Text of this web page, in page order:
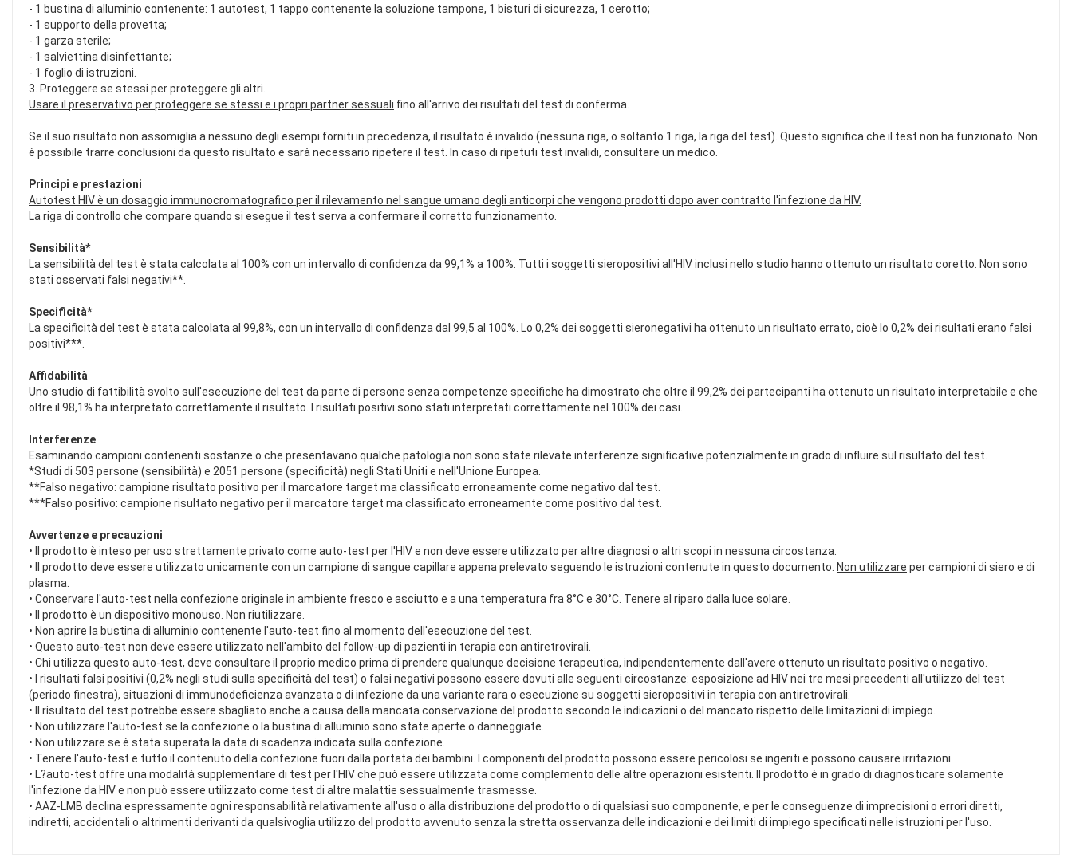
- 1 bustina di alluminio contenente: 1 autotest, 1 tappo contenente la soluzione tampone, 1 bisturi di sicurezza, 1 cerotto;
- 1 supporto della provetta;
- 1 garza sterile;
- 1 salviettina disinfettante;
- 1 foglio di istruzioni.
3. Proteggere se stessi per proteggere gli altri.
Usare il preservativo per proteggere se stessi e i propri partner sessuali fino all'arrivo dei risultati del test di conferma.
Se il suo risultato non assomiglia a nessuno degli esempi forniti in precedenza, il risultato è invalido (nessuna riga, o soltanto 1 riga, la riga del test). Questo significa che il test non ha funzionato. Non
è possibile trarre conclusioni da questo risultato e sarà necessario ripetere il test. In caso di ripetuti test invalidi, consultare un medico.
Principi e prestazioni
Autotest HIV è un dosaggio immunocromatografico per il rilevamento nel sangue umano degli anticorpi che vengono prodotti dopo aver contratto l'infezione da HIV.
La riga di controllo che compare quando si esegue il test serva a confermare il corretto funzionamento.
Sensibilità*
La sensibilità del test è stata calcolata al 100% con un intervallo di confidenza da 99,1% a 100%. Tutti i soggetti sieropositivi all'HIV inclusi nello studio hanno ottenuto un risultato coretto. Non sono
stati osservati falsi negativi**.
Specificità*
La specificità del test è stata calcolata al 99,8%, con un intervallo di confidenza dal 99,5 al 100%. Lo 0,2% dei soggetti sieronegativi ha ottenuto un risultato errato, cioè lo 0,2% dei risultati erano falsi
positivi***.
Affidabilità
Uno studio di fattibilità svolto sull'esecuzione del test da parte di persone senza competenze specifiche ha dimostrato che oltre il 99,2% dei partecipanti ha ottenuto un risultato interpretabile e che
oltre il 98,1% ha interpretato correttamente il risultato. I risultati positivi sono stati interpretati correttamente nel 100% dei casi.
Interferenze
Esaminando campioni contenenti sostanze o che presentavano qualche patologia non sono state rilevate interferenze significative potenzialmente in grado di influire sul risultato del test.
*Studi di 503 persone (sensibilità) e 2051 persone (specificità) negli Stati Uniti e nell'Unione Europea.
**Falso negativo: campione risultato positivo per il marcatore target ma classificato erroneamente come negativo dal test.
***Falso positivo: campione risultato negativo per il marcatore target ma classificato erroneamente come positivo dal test.
Avvertenze e precauzioni
• Il prodotto è inteso per uso strettamente privato come auto-test per l'HIV e non deve essere utilizzato per altre diagnosi o altri scopi in nessuna circostanza.
• Il prodotto deve essere utilizzato unicamente con un campione di sangue capillare appena prelevato seguendo le istruzioni contenute in questo documento. Non utilizzare per campioni di siero e di
plasma.
• Conservare l'auto-test nella confezione originale in ambiente fresco e asciutto e a una temperatura fra 8°C e 30°C. Tenere al riparo dalla luce solare.
• Il prodotto è un dispositivo monouso. Non riutilizzare.
• Non aprire la bustina di alluminio contenente l'auto-test fino al momento dell'esecuzione del test.
• Questo auto-test non deve essere utilizzato nell'ambito del follow-up di pazienti in terapia con antiretrovirali.
• Chi utilizza questo auto-test, deve consultare il proprio medico prima di prendere qualunque decisione terapeutica, indipendentemente dall'avere ottenuto un risultato positivo o negativo.
• I risultati falsi positivi (0,2% negli studi sulla specificità del test) o falsi negativi possono essere dovuti alle seguenti circostanze: esposizione ad HIV nei tre mesi precedenti all'utilizzo del test
(periodo finestra), situazioni di immunodeficienza avanzata o di infezione da una variante rara o esecuzione su soggetti sieropositivi in terapia con antiretrovirali.
• Il risultato del test potrebbe essere sbagliato anche a causa della mancata conservazione del prodotto secondo le indicazioni o del mancato rispetto delle limitazioni di impiego.
• Non utilizzare l'auto-test se la confezione o la bustina di alluminio sono state aperte o danneggiate.
• Non utilizzare se è stata superata la data di scadenza indicata sulla confezione.
• Tenere l'auto-test e tutto il contenuto della confezione fuori dalla portata dei bambini. I componenti del prodotto possono essere pericolosi se ingeriti e possono causare irritazioni.
• L?auto-test offre una modalità supplementare di test per l'HIV che può essere utilizzata come complemento delle altre operazioni esistenti. Il prodotto è in grado di diagnosticare solamente
l'infezione da HIV e non può essere utilizzato come test di altre malattie sessualmente trasmesse.
• AAZ-LMB declina espressamente ogni responsabilità relativamente all'uso o alla distribuzione del prodotto o di qualsiasi suo componente, e per le conseguenze di imprecisioni o errori diretti,
indiretti, accidentali o altrimenti derivanti da qualsivoglia utilizzo del prodotto avvenuto senza la stretta osservanza delle indicazioni e dei limiti di impiego specificati nelle istruzioni per l'uso.